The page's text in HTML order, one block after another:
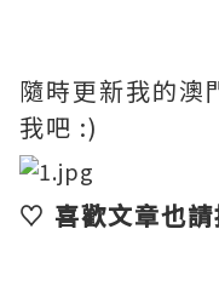
隨時更新我的澳
我吧 :)
♡ 喜歡文章也